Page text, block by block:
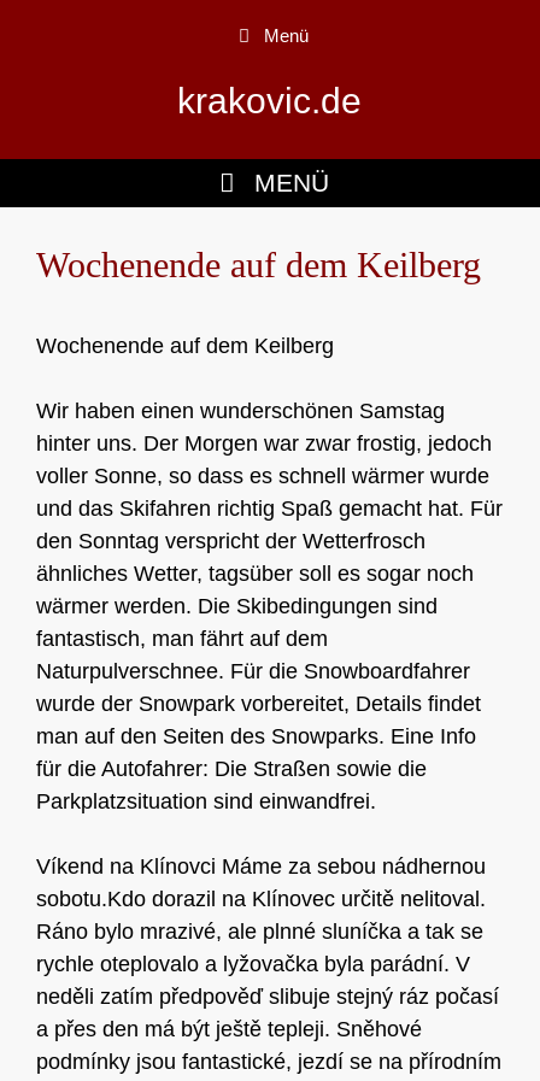
Menü
krakovic.de
MENÜ
Wochenende auf dem Keilberg
Wochenende auf dem Keilberg
Wir haben einen wunderschönen Samstag
hinter uns. Der Morgen war zwar frostig, jedoch
voller Sonne, so dass es schnell wärmer wurde
und das Skifahren richtig Spaß gemacht hat. Für
den Sonntag verspricht der Wetterfrosch
ähnliches Wetter, tagsüber soll es sogar noch
wärmer werden. Die Skibedingungen sind
fantastisch, man fährt auf dem
Naturpulverschnee. Für die Snowboardfahrer
wurde der Snowpark vorbereitet, Details findet
man auf den Seiten des Snowparks. Eine Info
für die Autofahrer: Die Straßen sowie die
Parkplatzsituation sind einwandfrei.
Víkend na Klínovci Máme za sebou nádhernou
sobotu.Kdo dorazil na Klínovec určitě nelitoval.
Ráno bylo mrazivé, ale plnné sluníčka a tak se
rychle oteplovalo a lyžovačka byla parádní. V
neděli zatím předpověď slibuje stejný ráz počasí
a přes den má být ještě tepleji. Sněhové
podmínky jsou fantastické, jezdí se na přírodním